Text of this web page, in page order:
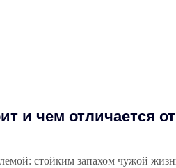
и чем отличается от
стойким запахом чужой